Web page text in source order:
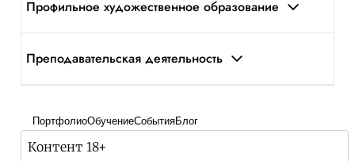
Профильное художественное образование
Преподавательская деятельность
ПортфолиоОбучениеСобытияБлог
Контент 18+